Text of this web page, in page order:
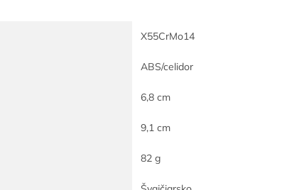
X55CrMo14
ABS/celidor
6,8 cm
9,1 cm
82 g